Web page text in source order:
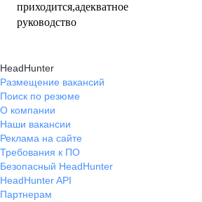
приходится,адекватное
руководство
HeadHunter
Размещение вакансий
Поиск по резюме
О компании
Наши вакансии
Реклама на сайте
Требования к ПО
Безопасный HeadHunter
HeadHunter API
Партнерам